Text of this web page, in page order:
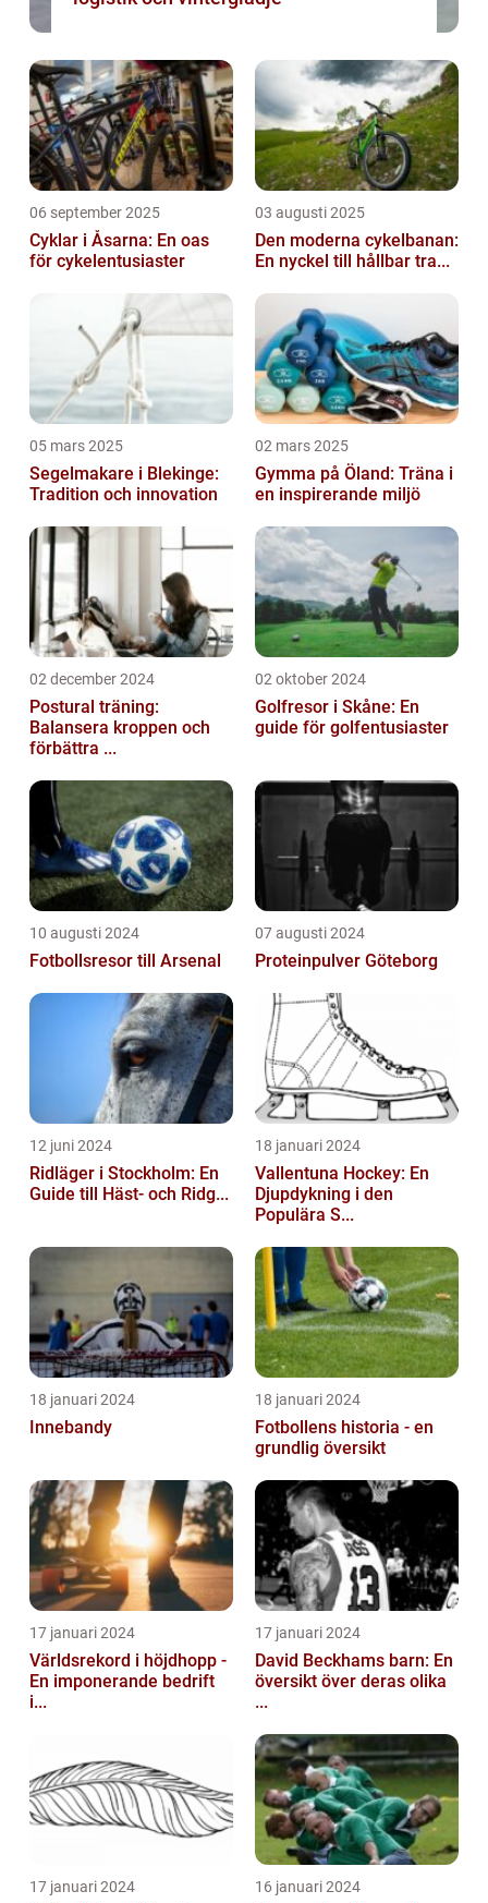
06 september 2025
Cyklar i Åsarna: En oas
för cykelentusiaster
03 augusti 2025
Den moderna cykelbanan:
En nyckel till hållbar tra...
05 mars 2025
Segelmakare i Blekinge:
Tradition och innovation
02 mars 2025
Gymma på Öland: Träna i
en inspirerande miljö
02 december 2024
Postural träning:
Balansera kroppen och
förbättra ...
02 oktober 2024
Golfresor i Skåne: En
guide för golfentusiaster
10 augusti 2024
Fotbollsresor till Arsenal
07 augusti 2024
Proteinpulver Göteborg
12 juni 2024
Ridläger i Stockholm: En
Guide till Häst- och Ridg...
18 januari 2024
Vallentuna Hockey: En
Djupdykning i den
Populära S...
18 januari 2024
Innebandy
18 januari 2024
Fotbollens historia - en
grundlig översikt
17 januari 2024
Världsrekord i höjdhopp -
En imponerande bedrift
i...
17 januari 2024
David Beckhams barn: En
översikt över deras olika
...
17 januari 2024 16 januari 2024